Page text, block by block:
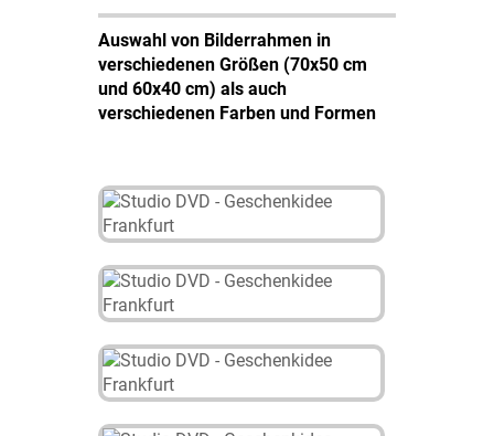
Auswahl von Bilderrahmen in
verschiedenen Größen (70x50 cm
und 60x40 cm) als auch
verschiedenen Farben und Formen